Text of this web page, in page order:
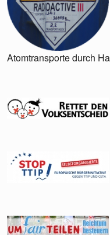
Atomtransporte durch